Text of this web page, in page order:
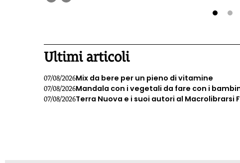
territorio nazionale.
Ultimi articoli
07/08/2026Mix da bere per un pieno di vitamine
07/08/2026Mandala con i vegetali da fare con i
07/08/2026Terra Nuova e i suoi autori al Macrolibrarsi